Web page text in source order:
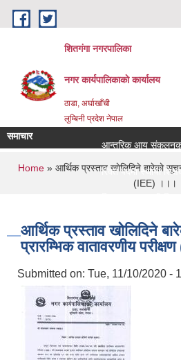
Skip to main content
शितगंगा नगरपालिका
नगर कार्यपालिकाकाे कार्यालय
ठाडा, अर्घाखाँची
लुम्बिनी प्रदेश नेपाल
समाचार
आन्तरिक आय संकलनको
रिक्त पदमा स्थायी
You are here
Home » आर्थिक प्रस्ताव खाेलिदिने बारेकाे
(IEE) ।।।
आर्थिक प्रस्ताव खाेलिदिने
प्रारम्भिक वातावरणीय
Submitted on: Tue, 11/10/2020 -